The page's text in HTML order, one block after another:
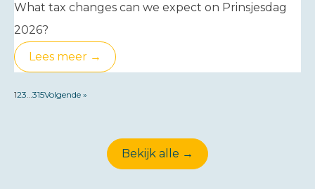
What tax changes can we expect on Prinsjesdag
2026?
Lees meer →
123 315Volgende »
Bekijk alle →